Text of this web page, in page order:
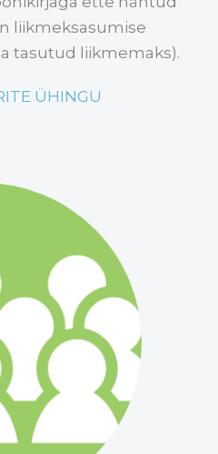
liikmeksasumise
tasutud liikmemaks).​
ÜHINGU